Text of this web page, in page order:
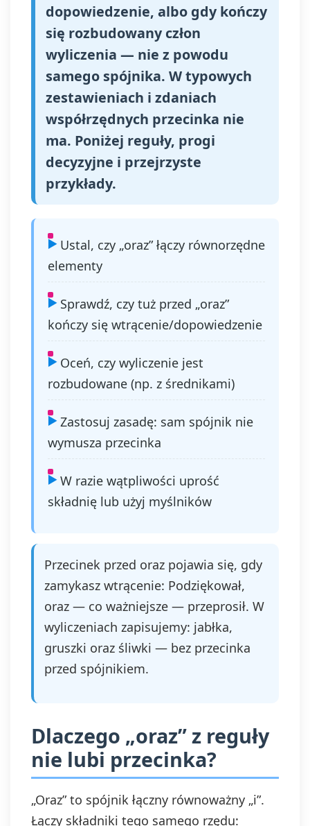
dopowiedzenie, albo gdy kończy
się rozbudowany człon
wyliczenia — nie z powodu
samego spójnika. W typowych
zestawieniach i zdaniach
współrzędnych przecinka nie
ma. Poniżej reguły, progi
decyzyjne i przejrzyste
przykłady.
Ustal, czy „oraz” łączy równorzędne
elementy
Sprawdź, czy tuż przed „oraz”
kończy się wtrącenie/dopowiedzenie
Oceń, czy wyliczenie jest
rozbudowane (np. z średnikami)
Zastosuj zasadę: sam spójnik nie
wymusza przecinka
W razie wątpliwości uprość
składnię lub użyj myślników
Przecinek przed oraz pojawia się, gdy
zamykasz wtrącenie: Podziękował,
oraz — co ważniejsze — przeprosił. W
wyliczeniach zapisujemy: jabłka,
gruszki oraz śliwki — bez przecinka
przed spójnikiem.
Dlaczego „oraz” z reguły
nie lubi przecinka?
„Oraz” to spójnik łączny równoważny „i”.
Łączy składniki tego samego rzędu: